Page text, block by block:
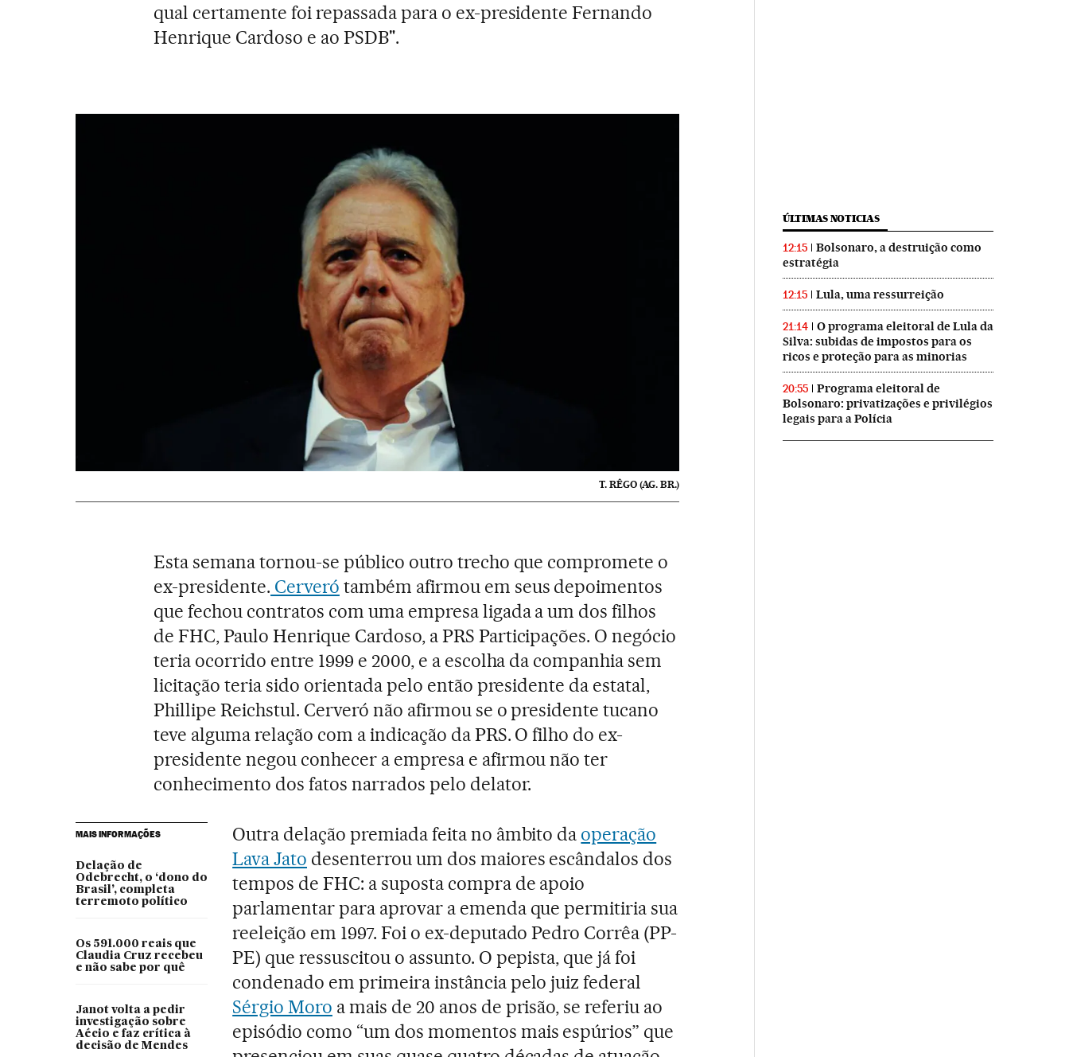
qual certamente foi repassada para o ex-presidente Fernando
Henrique Cardoso e ao PSDB".
T. RÊGO (AG. BR.)
Esta semana tornou-se público outro trecho que compromete o
ex-presidente. Cerveró também afirmou em seus depoimentos
que fechou contratos com uma empresa ligada a um dos filhos
de FHC, Paulo Henrique Cardoso, a PRS Participações. O negócio
teria ocorrido entre 1999 e 2000, e a escolha da companhia sem
licitação teria sido orientada pelo então presidente da estatal,
Phillipe Reichstul. Cerveró não afirmou se o presidente tucano
teve alguma relação com a indicação da PRS. O filho do ex-
presidente negou conhecer a empresa e afirmou não ter
conhecimento dos fatos narrados pelo delator.
MAIS INFORMAÇÕES
Delação de
Odebrecht, o ‘dono do
Brasil’, completa
terremoto político
Os 591.000 reais que
Claudia Cruz recebeu
e não sabe por quê
Janot volta a pedir
investigação sobre
Aécio e faz crítica à
decisão de Mendes
Outra delação premiada feita no âmbito da operação
Lava Jato desenterrou um dos maiores escândalos dos
tempos de FHC: a suposta compra de apoio
parlamentar para aprovar a emenda que permitiria sua
reeleição em 1997. Foi o ex-deputado Pedro Corrêa (PP-
PE) que ressuscitou o assunto. O pepista, que já foi
condenado em primeira instância pelo juiz federal
Sérgio Moro a mais de 20 anos de prisão, se referiu ao
episódio como “um dos momentos mais espúrios” que
ÚLTIMAS NOTICIAS
12:15
Bolsonaro, a destruição como
estratégia
12:15 Lula, uma ressurreição
21:14
O programa eleitoral de Lula da
Silva: subidas de impostos para os
ricos e proteção para as minorias
20:55
Programa eleitoral de
Bolsonaro: privatizações e privilégios
legais para a Polícia